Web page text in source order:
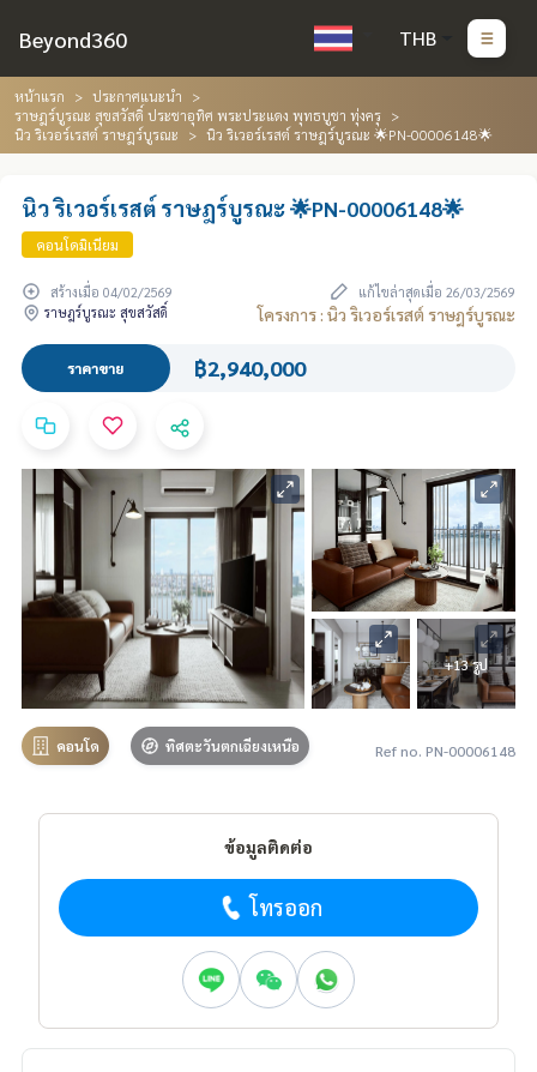
Beyond360 THB
หน้าแรก
ประกาศแนะนำ
ราษฎร์บูรณะ สุขสวัสดิ์ ประชาอุทิศ พระประแดง พุทธบูชา ทุ่งครุ
นิว ริเวอร์เรสต์ ราษฎร์บูรณะ
นิว ริเวอร์เรสต์ ราษฎร์บูรณะ 🌟PN-00006148🌟
นิว ริเวอร์เรสต์ ราษฎร์บูรณะ 🌟PN-00006148🌟
คอนโดมิเนียม
สร้างเมื่อ 04/02/2569
แก้ไขล่าสุดเมื่อ 26/03/2569
ราษฎร์บูรณะ สุขสวัสดิ์
โครงการ : นิว ริเวอร์เรสต์ ราษฎร์บูรณะ
ราคาขาย ฿2,940,000
+13 รูป
คอนโด ทิศตะวันตกเฉียงเหนือ Ref no. PN-00006148
ข้อมูลติดต่อ
โทรออก